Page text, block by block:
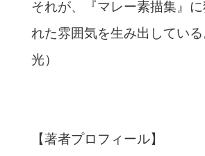
それが、『マレー素描集』
れた雰囲気を生み出してい
光）
【著者プロフィール】